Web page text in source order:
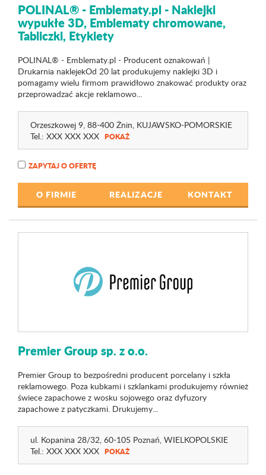
POLINAL® - Emblematy.pl - Naklejki
wypukłe 3D, Emblematy chromowane,
Tabliczki, Etykiety
POLINAL® - Emblematy.pl - Producent oznakowań |
Drukarnia naklejekOd 20 lat produkujemy naklejki 3D i
pomagamy wielu firmom prawidłowo znakować produkty oraz
przeprowadzać akcje reklamowo...
Orzeszkowej 9, 88-400 Żnin, KUJAWSKO-POMORSKIE
Tel.: XXX XXX XXX POKAŻ
ZAPYTAJ O OFERTĘ
O FIRMIE REALIZACJE KONTAKT
Premier Group sp. z o.o.
Premier Group to bezpośredni producent porcelany i szkła
reklamowego. Poza kubkami i szklankami produkujemy również
świece zapachowe z wosku sojowego oraz dyfuzory
zapachowe z patyczkami. Drukujemy...
ul. Kopanina 28/32, 60-105 Poznań, WIELKOPOLSKIE
Tel.: XXX XXX XXX POKAŻ